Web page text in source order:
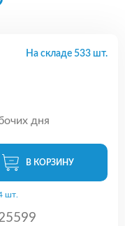
На складе 533 шт.
дня
В КОРЗИНУ
шт.